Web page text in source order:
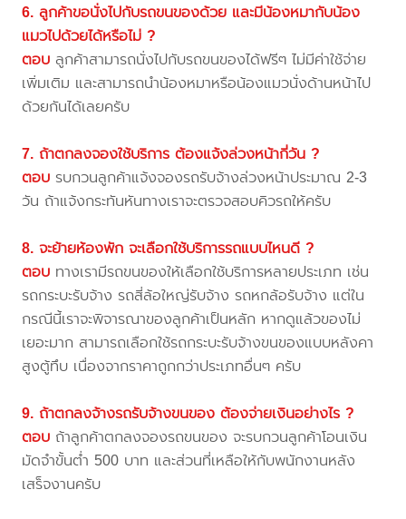
6. ลูกค้าขอนั่งไปกับรถขนของด้วย และมีน้องหมากับน้อง
แมวไปด้วยได้หรือไม่ ?
ตอบ ลูกค้าสามารถนั่งไปกับรถขนของได้ฟรีๆ ไม่มีค่าใช้จ่าย
เพิ่มเติม และสามารถนำน้องหมาหรือน้องแมวนั่งด้านหน้าไป
ด้วยกันได้เลยครับ
7. ถ้าตกลงจองใช้บริการ ต้องแจ้งล่วงหน้ากี่วัน ?
ตอบ รบกวนลูกค้าแจ้งจองรถรับจ้างล่วงหน้าประมาณ 2-3
วัน ถ้าแจ้งกระทันหันทางเราจะตรวจสอบคิวรถให้ครับ
8. จะย้ายห้องพัก จะเลือกใช้บริการรถแบบไหนดี ?
ตอบ ทางเรามีรถขนของให้เลือกใช้บริการหลายประเภท เช่น
รถกระบะรับจ้าง รถสี่ล้อใหญ่รับจ้าง รถหกล้อรับจ้าง แต่ใน
กรณีนี้เราจะพิจารณาของลูกค้าเป็นหลัก หากดูแล้วของไม่
เยอะมาก สามารถเลือกใช้รถกระบะรับจ้างขนของแบบหลังคา
สูงตู้ทึบ เนื่องจากราคาถูกกว่าประเภทอื่นๆ ครับ
9. ถ้าตกลงจ้างรถรับจ้างขนของ ต้องจ่ายเงินอย่างไร ?
ตอบ ถ้าลูกค้าตกลงจองรถขนของ จะรบกวนลูกค้าโอนเงิน
มัดจำขั้นต่ำ 500 บาท และส่วนที่เหลือให้กับพนักงานหลัง
เสร็จงานครับ